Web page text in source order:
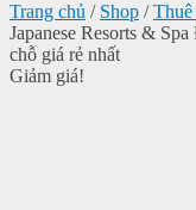
Trang chủ / Shop /
Japanese Resorts &
chỗ giá rẻ nhất
Giảm giá!